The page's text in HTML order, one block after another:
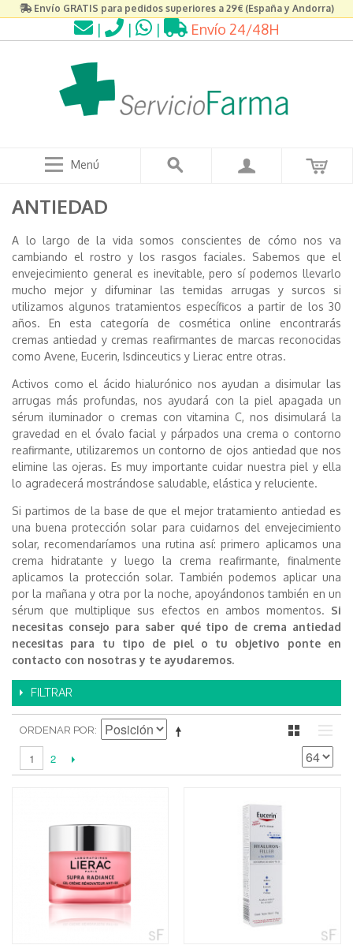
Envío GRATIS para pedidos superiores a 29€ (España y Andorra)
| | | Envío 24/48H
Menú
ANTIEDAD
A lo largo de la vida somos conscientes de cómo nos va
cambiando el rostro y los rasgos faciales. Sabemos que el
envejecimiento general es inevitable, pero sí podemos llevarlo
mucho mejor y difuminar las temidas arrugas y surcos si
utilizamos algunos tratamientos específicos a partir de los 30
años. En esta categoría de cosmética online encontrarás
cremas antiedad y cremas reafirmantes de marcas reconocidas
como Avene, Eucerin, Isdinceutics y Lierac entre otras.
Activos como el ácido hialurónico nos ayudan a disimular las
arrugas más profundas, nos ayudará con la piel apagada un
sérum iluminador o cremas con vitamina C, nos disimulará la
gravedad en el óvalo facial y párpados una crema o contorno
reafirmante, utilizaremos un contorno de ojos antiedad que nos
elimine las ojeras. Es muy importante cuidar nuestra piel y ella
lo agradecerá mostrándose saludable, elástica y reluciente.
Si partimos de la base de que el mejor tratamiento antiedad es
una buena protección solar para cuidarnos del envejecimiento
solar, recomendaríamos una rutina así: primero aplicamos una
crema hidratante y luego la crema reafirmante, finalmente
aplicamos la protección solar. También podemos aplicar una
por la mañana y otra por la noche, apoyándonos también en un
sérum que multiplique sus efectos en ambos momentos. Si
necesitas consejo para saber qué tipo de crema antiedad
necesitas para tu tipo de piel o tu objetivo ponte en
contacto con nosotras y te ayudaremos.
FILTRAR
ORDENAR POR
1 2